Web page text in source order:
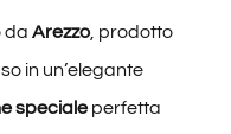
da Arezzo, prodotto
in un’elegante
specialeperfetta